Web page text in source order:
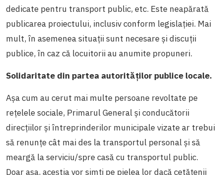
dedicate pentru transport public, etc. Este neapărată
publicarea proiectului, inclusiv conform legislației. Mai
mult, în asemenea situații sunt necesare și discuții
publice, în caz că locuitorii au anumite propuneri.
Solidaritate din partea autorităților publice locale.
Așa cum au cerut mai multe persoane revoltate pe
rețelele sociale, Primarul General și conducătorii
direcțiilor și întreprinderilor municipale vizate ar trebui
să renunțe cât mai des la transportul personal și să
meargă la serviciu/spre casă cu transportul public.
Doar așa, aceștia vor simți pe pielea lor dacă cetățenii